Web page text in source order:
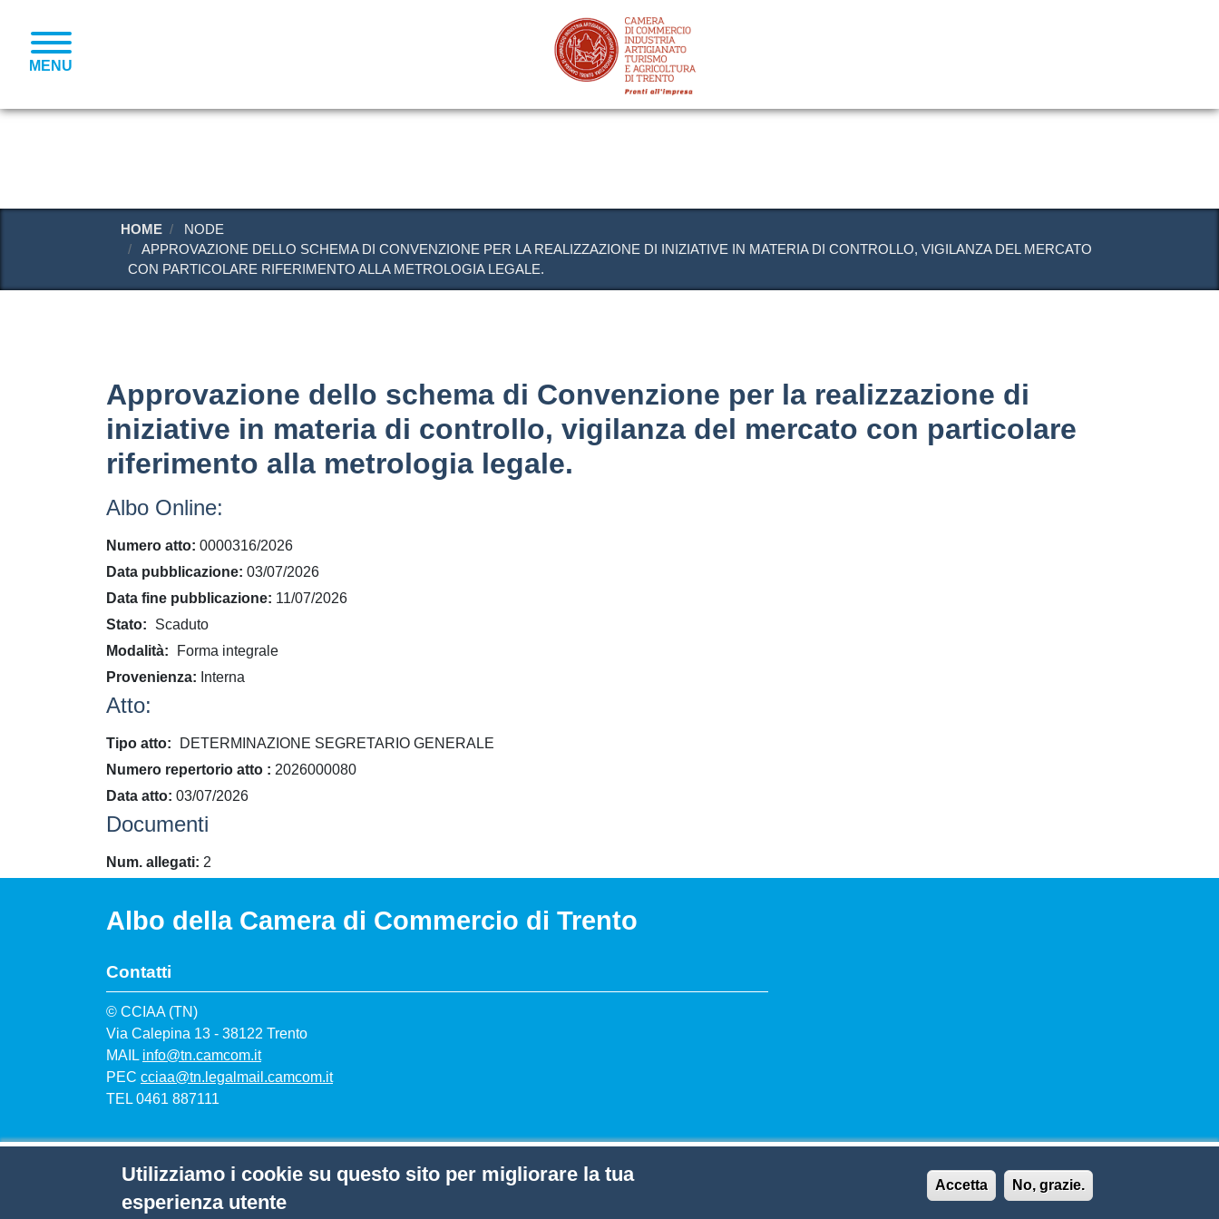
al
contenuto
principale
MENU
HOME
NODE
APPROVAZIONE DELLO SCHEMA DI CONVENZIONE PER LA REALIZZAZIONE DI INIZIATIVE IN MATERIA DI CONTROLLO, VIGILANZA DEL MERCATO
CON PARTICOLARE RIFERIMENTO ALLA METROLOGIA LEGALE.
Approvazione dello schema di Convenzione per la realizzazione di
iniziative in materia di controllo, vigilanza del mercato con particolare
riferimento alla metrologia legale.
Albo Online:
Numero atto 0000316/2026
Data pubblicazione 03/07/2026
Data fine pubblicazione 11/07/2026
Stato
Scaduto
Modalità
Forma integrale
Provenienza
Interna
Atto:
Tipo atto
DETERMINAZIONE SEGRETARIO GENERALE
​Numero repertorio atto
2026000080
Data atto 03/07/2026
Documenti
Num. allegati 2
Albo della Camera di Commercio di Trento
Contatti
© CCIAA (TN)
Via Calepina 13 - 38122 Trento
MAIL info@tn.camcom.it
PEC cciaa@tn.legalmail.camcom.it
TEL 0461 887111
Utilizziamo i cookie su questo sito per migliorare la tua
esperienza utente
Accetta No, grazie.